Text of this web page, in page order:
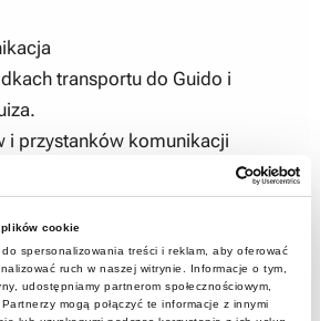
cookie
spersonalizowania treści i reklam, aby oferować
ruch w naszej witrynie. Informacje o tym,
udostępniamy partnerom społecznościowym,
mogą połączyć te informacje z innymi
transportu do Guido i
i przystanków komunikacji
i tramwajów.
Górnictwa Węglowego
wydarzeń
MGW.